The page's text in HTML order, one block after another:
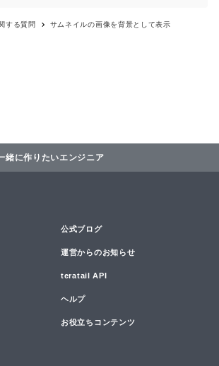
する質問 サムネイルの画像を背景として表示
に作りたいエンジニア
公式ブログ
運営からのお知らせ
teratail API
ヘルプ
お役立ちコンテンツ